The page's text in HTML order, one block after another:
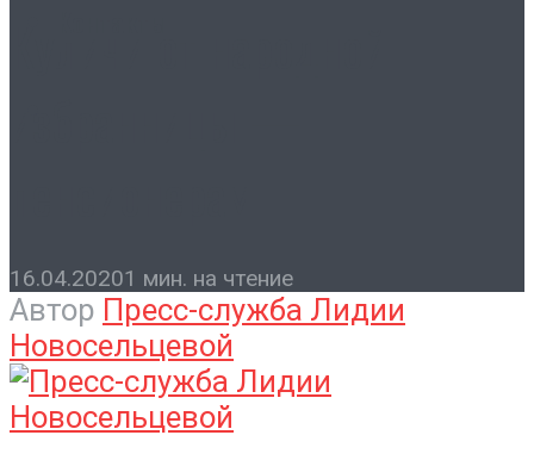
16.04.20201 мин. на чтение
Автор Пресс-служба Лидии
Новосельцевой